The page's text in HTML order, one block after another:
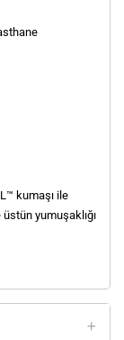
kumaşı ile
yumuşaklığı